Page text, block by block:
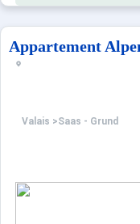
Appartement
Valais >Saas - Grund